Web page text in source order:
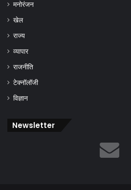
मनोरंजन
खेल
राज्य
व्यापार
राजनीति
टेक्नॉलॉजी
विज्ञान
Newsletter